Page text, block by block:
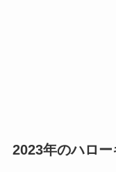
2023年のハロ